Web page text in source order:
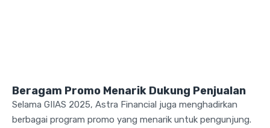
Beragam Promo Menarik Dukung Penjualan
Selama GIIAS 2025, Astra Financial juga menghadirkan
berbagai program promo yang menarik untuk pengunjung.